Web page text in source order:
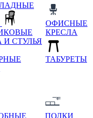
И СТУЛЬЯ
ОФИСНЫЕ
КРЕСЛА
ТАБУРЕТЫ
ПОЛКИ